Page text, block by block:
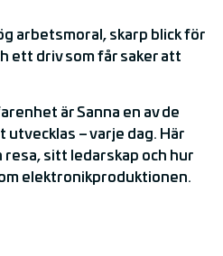
arbetsmoral, skarp blick för
ett driv som får saker att
är Sanna en av de
– varje dag. Här
resa, sitt ledarskap och hur
elektronikproduktionen.